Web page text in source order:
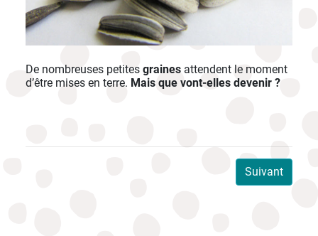
De nombreuses petites graines attendent le moment
d’être mises en terre. Mais que vont-elles devenir ?
Suivant